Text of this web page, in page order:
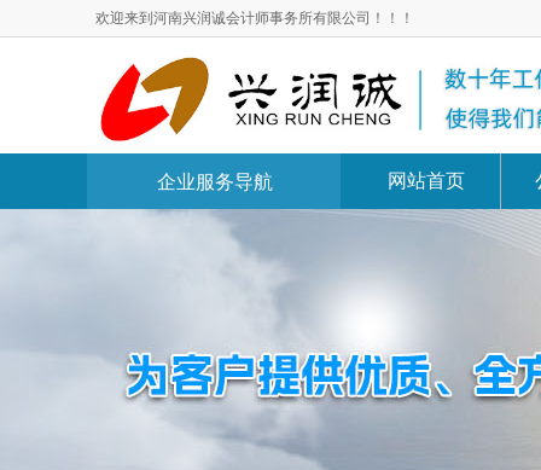
欢迎来到河南兴润诚会计师事务所有限公司！！！
企业服务导航 网站首页